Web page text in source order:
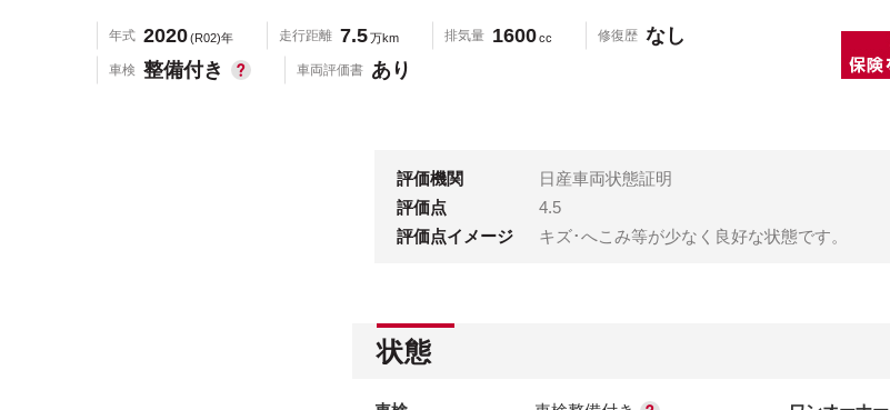
年式 2020(R02)年 走行距離 7.5万km 排気量 1600cc 修復歴 なし
車検 整備付き 車両評価書 あり
評価機関
日産車両状態証明
評価点
4.5
評価点イメージ
キズ･へこみ等が少なく良好な状態です。
状態